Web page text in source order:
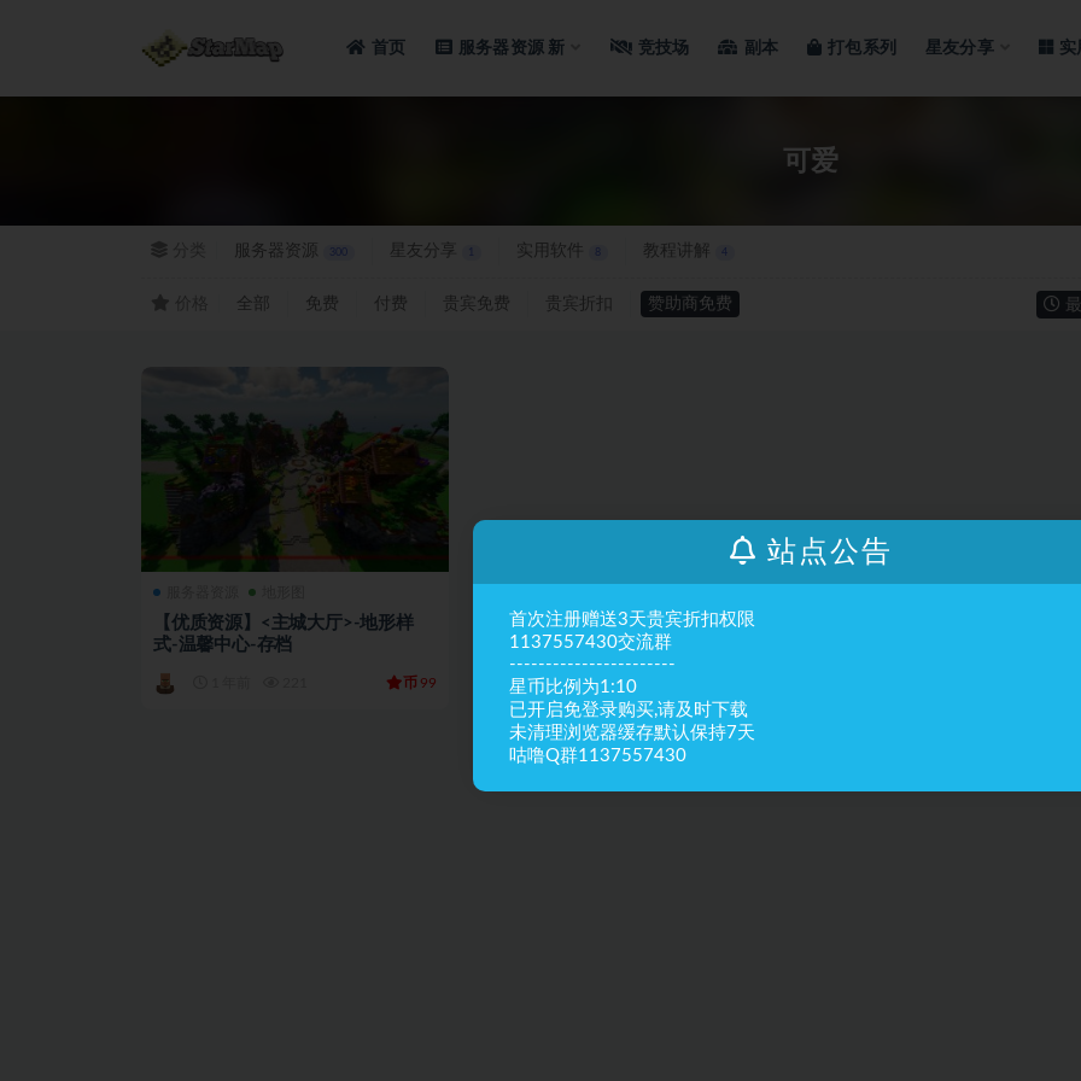
首页 服务器资源新 竞技场 副本 打包系列 星友分享 实
可爱
服务器资源 星友分享 实用软件 8 教程讲解
全部 免费 付费 贵宾免费 贵宾折扣 赞助商免费
【优质资源】<主城大厅>-地形样
式-温馨中心-存档
币 99
站点公告
首次注册赠送3天贵宾折扣权限
1137557430交流群
-----------------------
星币比例为1:10
已开启免登录购买,请及时下载
未清理浏览器缓存默认保持7天
咕噜Q群1137557430